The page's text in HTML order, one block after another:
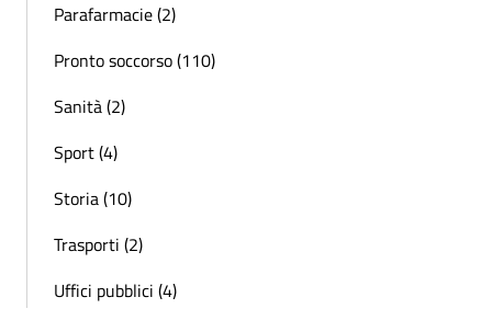
Parafarmacie (2)
Pronto soccorso (110)
Sanità (2)
Sport (4)
Storia (10)
Trasporti (2)
Uffici pubblici (4)